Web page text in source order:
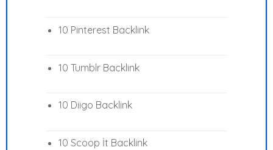
10 Pinterest Backlink
10 Tumblr Backlink
10 Diigo Backlink
10 Scoop İt Backlink